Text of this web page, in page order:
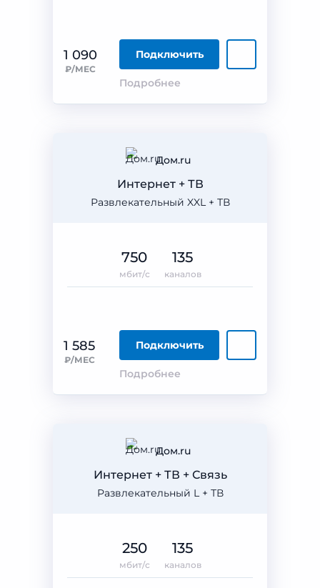
1 090
₽/МЕС
Подключить
Подробнее
Дом.ru
Развлекательный XXL + ТВ
Интернет + ТВ
1 585
₽/МЕС
Подключить
Подробнее
750
мбит/с
135
каналов
Дом.ru
Развлекательный L + ТВ
Интернет + ТВ + Связь
250
мбит/с
135
каналов